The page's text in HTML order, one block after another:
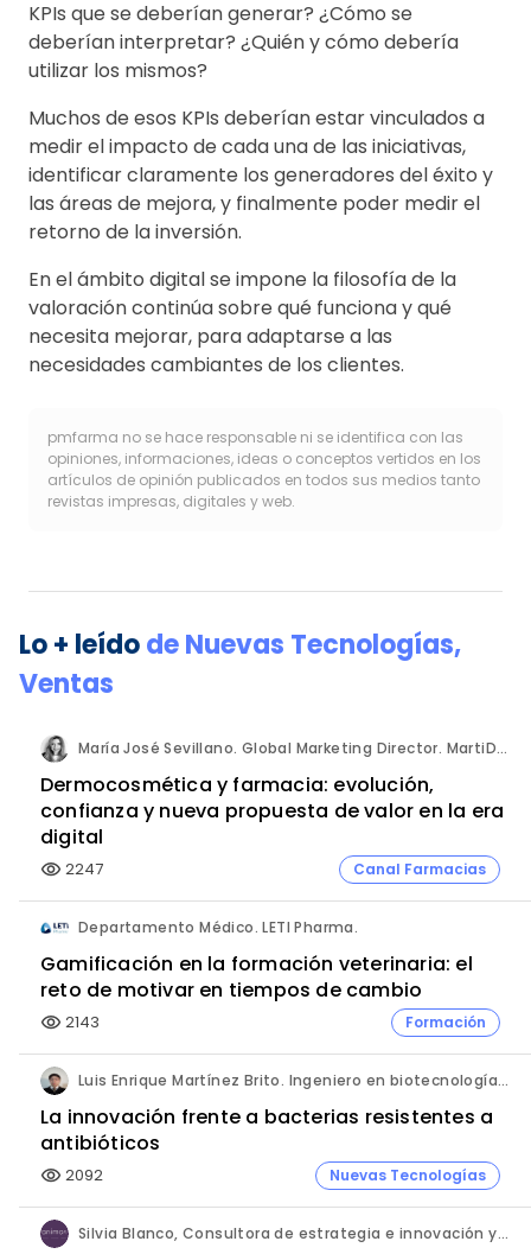
KPIs que se deberían generar? ¿Cómo se
deberían interpretar? ¿Quién y cómo debería
utilizar los mismos?
Muchos de esos KPIs deberían estar vinculados a
medir el impacto de cada una de las iniciativas,
identificar claramente los generadores del éxito y
las áreas de mejora, y finalmente poder medir el
retorno de la inversión.
En el ámbito digital se impone la filosofía de la
valoración continúa sobre qué funciona y qué
necesita mejorar, para adaptarse a las
necesidades cambiantes de los clientes.
pmfarma no se hace responsable ni se identifica con las
opiniones, informaciones, ideas o conceptos vertidos en los
artículos de opinión publicados en todos sus medios tanto
revistas impresas, digitales y web.
Lo + leídodeNuevas Tecnologías,
Ventas
María José Sevillano. Global Marketing Director. MartiDerm.
Dermocosmética y farmacia: evolución,
confianza y nueva propuesta de valor en la era
digital
visibility 2247 Canal Farmacias
Departamento Médico. LETI Pharma.
Gamificación en la formación veterinaria: el
reto de motivar en tiempos de cambio
visibility 2143 Formación
Luis Enrique Martínez Brito. Ingeniero en biotecnología, México.
La innovación frente a bacterias resistentes a
antibióticos
visibility 2092 Nuevas Tecnologías
Silvia Blanco, Consultora de estrategia e innovación y Ana Leal, Consultora Senior de estrategia e innovación. ANIMA.